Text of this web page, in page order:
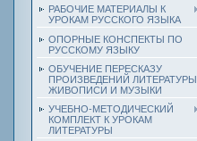
РАБОЧИЕ МАТЕРИАЛЫ К
УРОКАМ РУССКОГО ЯЗЫКА
ОПОРНЫЕ КОНСПЕКТЫ ПО
РУССКОМУ ЯЗЫКУ
ОБУЧЕНИЕ ПЕРЕСКАЗУ
ПРОИЗВЕДЕНИЙ ЛИТЕРАТУРЫ,
ЖИВОПИСИ И МУЗЫКИ
УЧЕБНО-МЕТОДИЧЕСКИЙ
КОМПЛЕКТ К УРОКАМ
ЛИТЕРАТУРЫ